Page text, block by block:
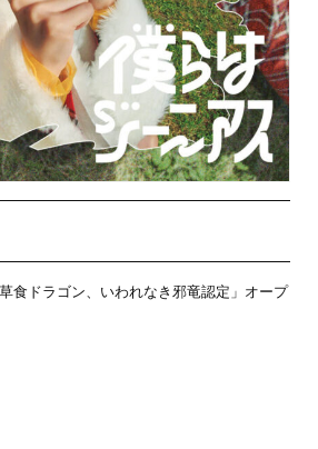
食ドラゴン、いわれなき邪竜認定」オープ